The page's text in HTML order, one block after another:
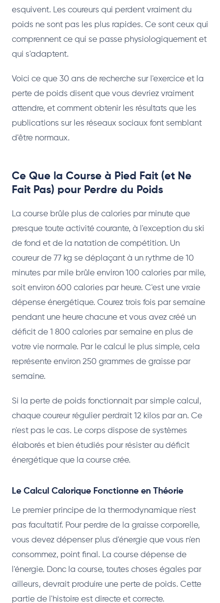
esquivent. Les coureurs qui perdent vraiment du
poids ne sont pas les plus rapides. Ce sont ceux qui
comprennent ce qui se passe physiologiquement et
qui s'adaptent.
Voici ce que 30 ans de recherche sur l'exercice et la
perte de poids disent que vous devriez vraiment
attendre, et comment obtenir les résultats que les
publications sur les réseaux sociaux font semblant
d'être normaux.
Ce Que la Course à Pied Fait (et Ne
Fait Pas) pour Perdre du Poids
La course brûle plus de calories par minute que
presque toute activité courante, à l'exception du ski
de fond et de la natation de compétition. Un
coureur de 77 kg se déplaçant à un rythme de 10
minutes par mile brûle environ 100 calories par mile,
soit environ 600 calories par heure. C'est une vraie
dépense énergétique. Courez trois fois par semaine
pendant une heure chacune et vous avez créé un
déficit de 1 800 calories par semaine en plus de
votre vie normale. Par le calcul le plus simple, cela
représente environ 250 grammes de graisse par
semaine.
Si la perte de poids fonctionnait par simple calcul,
chaque coureur régulier perdrait 12 kilos par an. Ce
n'est pas le cas. Le corps dispose de systèmes
élaborés et bien étudiés pour résister au déficit
énergétique que la course crée.
Le Calcul Calorique Fonctionne en Théorie
Le premier principe de la thermodynamique n'est
pas facultatif. Pour perdre de la graisse corporelle,
vous devez dépenser plus d'énergie que vous n'en
consommez, point final. La course dépense de
l'énergie. Donc la course, toutes choses égales par
ailleurs, devrait produire une perte de poids. Cette
partie de l'histoire est directe et correcte.